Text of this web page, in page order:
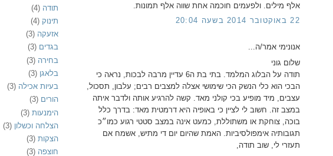
אלף מילים. ולפעמים חוכמה אחת שווה אלף תמונות.
22 באוקטובר 2014 בשעה 20:04
אנונימי אמר/ה...
שלום גוני
תודה על הבלוג המלמד. בתי בת ה6 עדיין מרבה לבכות, נראה כי
הבכי הוא כלי הנשק הכי שימושי אצלה למצבים רבים; עלבון, תסכול,
עצבים, מיד מופיע בכי קולני מאד. קשה להרגיע אותה ולדבר איתה
במצב זה. חשוב לי לציין כי באופיה היא דרמטית מאד: בדרך כלל
בוכה, צוחקת או משתוללת, כמעט אינה במצב סטטי רגוע כמו״כ
תגובותיה אימפולסיביות. האמת שהיום יום די מתיש, אשמח אם
תעזרי לי, שוב תודה,
תודה (4)
תינוק (4)
אזעקה (3)
בגדים (3)
בחירה (3)
בלאגן (3)
בעיות אכילה (3)
הורים (3)
הימנעות (3)
הצלחה וכשלון (3)
הצקות (3)
חוצפה (3)